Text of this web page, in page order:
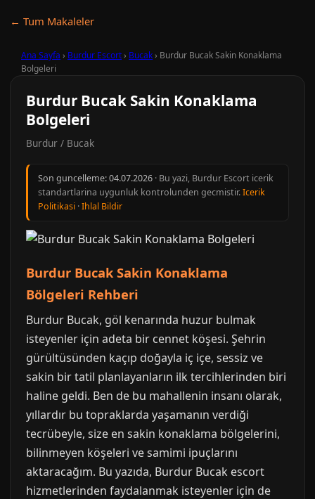
← Tum Makaleler
Ana Sayfa › Burdur Escort› Bucak› Burdur Bucak Sakin Konaklama
Bolgeleri
Burdur Bucak Sakin Konaklama
Bolgeleri
Burdur / Bucak
Son guncelleme:04.07.2026 · Bu yazi, Burdur Escort icerik
standartlarina uygunluk kontrolunden gecmistir.Icerik
Politikasi ·Ihlal Bildir
Burdur Bucak Sakin Konaklama
Bölgeleri Rehberi
Burdur Bucak, göl kenarında huzur bulmak
isteyenler için adeta bir cennet köşesi. Şehrin
gürültüsünden kaçıp doğayla iç içe, sessiz ve
sakin bir tatil planlayanların ilk tercihlerinden biri
haline geldi. Ben de bu mahallenin insanı olarak,
yıllardır bu topraklarda yaşamanın verdiği
tecrübeyle, size en sakin konaklama bölgelerini,
bilinmeyen köşeleri ve samimi ipuçlarını
aktaracağım. Bu yazıda, Burdur Bucak escort
hizmetlerinden faydalanmak isteyenler için de